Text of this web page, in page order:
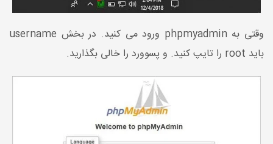
وقتی به phpmyadmin ورود می کنید. در بخش username
باید root را تایپ کنید. و پسوورد را خالی بگذارید.